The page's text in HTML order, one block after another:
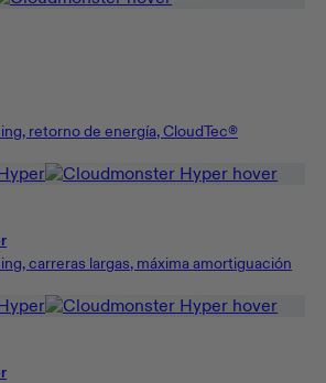
retorno de energía, CloudTec®
carreras largas, máxima amortiguación